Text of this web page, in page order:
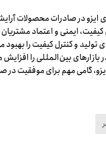
ایزو در صادرات محصولات
ایمنی و اعتماد
تولید و کنترل کیفیت را
بین‌المللی را
گامی مهم برای موفقیت در